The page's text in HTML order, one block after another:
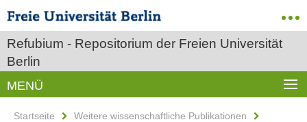
Refubium - Repositorium der Freien Universität
Berlin
MENÜ
Startseite
Weitere wissenschaftliche Publikationen